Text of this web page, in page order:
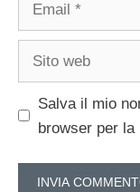
Salva il mio
browser per